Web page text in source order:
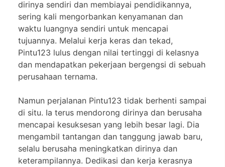
dirinya sendiri dan membiayai pendidikannya,
sering kali mengorbankan kenyamanan dan
waktu luangnya sendiri untuk mencapai
tujuannya. Melalui kerja keras dan tekad,
Pintu123 lulus dengan nilai tertinggi di kelasnya
dan mendapatkan pekerjaan bergengsi di sebuah
perusahaan ternama.
Namun perjalanan Pintu123 tidak berhenti sampai
di situ. Ia terus mendorong dirinya dan berusaha
mencapai kesuksesan yang lebih besar lagi. Dia
mengambil tantangan dan tanggung jawab baru,
selalu berusaha meningkatkan dirinya dan
keterampilannya. Dedikasi dan kerja kerasnya